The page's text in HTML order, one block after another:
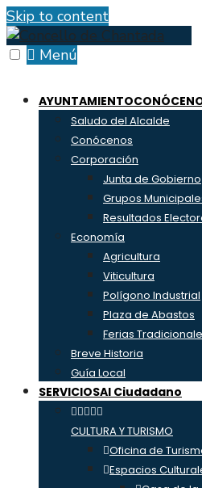
Skip to content
Menú
AYUNTAMIENTO
Saludo del Alcalde
Conócenos
Corporación
Junta de Gobierno
Grupos
Resultados
Economía
Agricultura
Viticultura
Polígono Industrial
Plaza de Abastos
Ferias
Breve Historia
Guía Local
SERVICIOSAl Ciudadano
CULTURA Y TURISMO
Oficina de
Espacios